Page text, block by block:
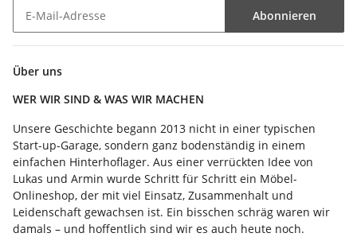
Abonnieren
Über uns
WER WIR SIND & WAS WIR MACHEN
Unsere Geschichte begann 2013 nicht in einer typischen
Start-up-Garage, sondern ganz bodenständig in einem
einfachen Hinterhoflager. Aus einer verrückten Idee von
Lukas und Armin wurde Schritt für Schritt ein Möbel-
Onlineshop, der mit viel Einsatz, Zusammenhalt und
Leidenschaft gewachsen ist. Ein bisschen schräg waren wir
damals – und hoffentlich sind wir es auch heute noch.